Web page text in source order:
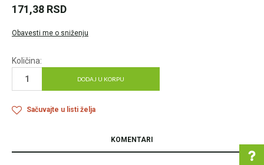
171,38 RSD
Obavesti me o sniženju
Količina:
DODAJ U KORPU
Sačuvajte u listi želja
KOMENTARI